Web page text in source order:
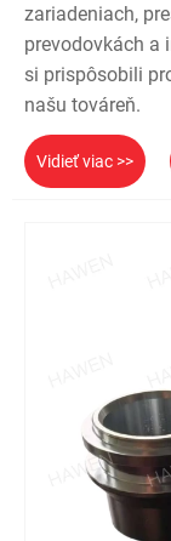
zariadeniach,
prevodovkách a
si prispôsobili
našu továreň.
Vidieť viac >>